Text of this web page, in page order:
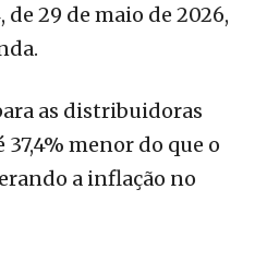
de 29 de maio de 2026,
as distribuidoras
37,4% menor do que o
a inflação no